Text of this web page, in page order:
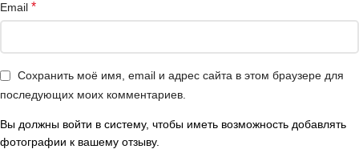
Email *
Сохранить моё имя, email и адрес сайта в этом браузере для
последующих моих комментариев.
Вы должны войти в систему, чтобы иметь возможность добавлять
фотографии к вашему отзыву.